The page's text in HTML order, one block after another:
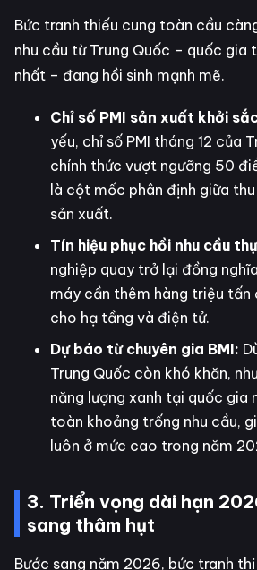
Bức tranh thiếu cung toàn cầu
nhu cầu từ Trung Quốc – quốc gia
nhất – đang hồi sinh mạnh mẽ.
Chỉ số PMI sản xuất khởi
yếu, chỉ số PMI tháng 12 của
chính thức vượt ngưỡng 50
là cột mốc phân định giữa
sản xuất.
Tín hiệu phục hồi nhu cầu
nghiệp quay trở lại đồng
máy cần thêm hàng triệu tấn
cho hạ tầng và điện tử.
Dự báo từ chuyên gia BMI:
Trung Quốc còn khó khăn,
năng lượng xanh tại quốc gia
toàn khoảng trống nhu cầu,
luôn ở mức cao trong năm
3. Triển vọng dài hạn
sang thâm hụt
Bước sang năm 2026, bức tranh